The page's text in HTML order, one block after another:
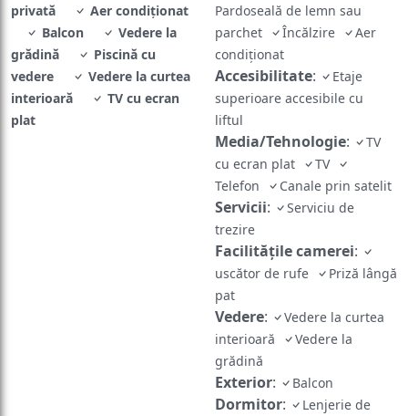
privată
Aer condiţionat
Balcon
Vedere la
grădină
Piscină cu
vedere
Vedere la curtea
interioară
TV cu ecran
plat
Pardoseală de lemn sau
parchet
Încălzire
Aer
condiţionat
Accesibilitate:
Etaje
superioare accesibile cu
liftul
Media/Tehnologie:
TV
cu ecran plat
TV
Telefon
Canale prin satelit
Servicii:
Serviciu de
trezire
Facilităţile camerei:
uscător de rufe
Priză lângă
pat
Vedere:
Vedere la curtea
interioară
Vedere la
grădină
Exterior: Balcon
Dormitor:
Lenjerie de